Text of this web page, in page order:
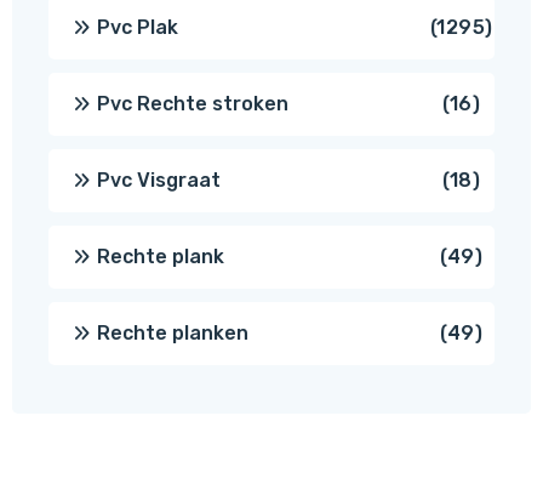
Pvc Plak 12951295
Pvc Rechte stroken 1616
Pvc Visgraat 1818
Rechte plank 4949
Rechte planken 4949